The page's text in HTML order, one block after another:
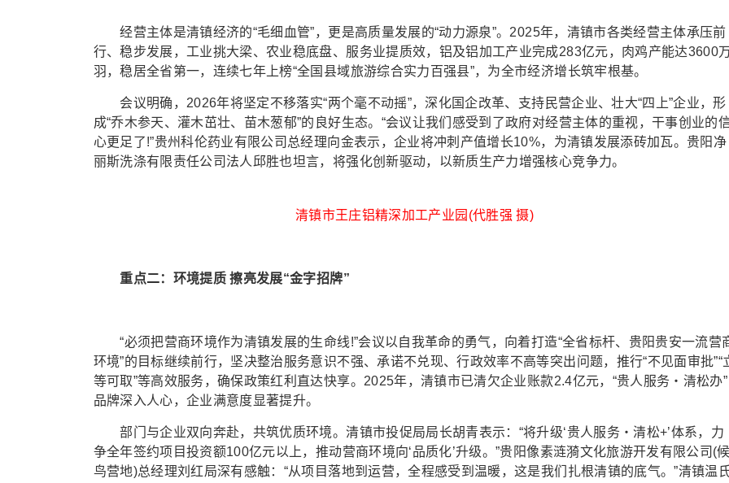
经营主体是清镇经济的“毛细血管”，更是高质量发展的“动力源泉”。2025年，清镇市各类经营主体承压前
行、稳步发展，工业挑大梁、农业稳底盘、服务业提质效，铝及铝加工产业完成283亿元，肉鸡产能达3600
羽，稳居全省第一，连续七年上榜“全国县域旅游综合实力百强县”，为全市经济增长筑牢根基。
会议明确，2026年将坚定不移落实“两个毫不动摇”，深化国企改革、支持民营企业、壮大“四上”企业，形
成“乔木参天、灌木茁壮、苗木葱郁”的良好生态。“会议让我们感受到了政府对经营主体的重视，干事创业的
心更足了!”贵州科伦药业有限公司总经理向金表示，企业将冲刺产值增长10%，为清镇发展添砖加瓦。贵阳净
丽斯洗涤有限责任公司法人邱胜也坦言，将强化创新驱动，以新质生产力增强核心竞争力。
清镇市王庄铝精深加工产业园(代胜强 摄)
重点二：环境提质 擦亮发展“金字招牌”
“必须把营商环境作为清镇发展的生命线!”会议以自我革命的勇气，向着打造“全省标杆、贵阳贵安一流营
环境”的目标继续前行，坚决整治服务意识不强、承诺不兑现、行政效率不高等突出问题，推行“不见面审批”“
等可取”等高效服务，确保政策红利直达快享。2025年，清镇市已清欠企业账款2.4亿元，“贵人服务・清松办”
品牌深入人心，企业满意度显著提升。
部门与企业双向奔赴，共筑优质环境。清镇市投促局局长胡青表示：“将升级‘贵人服务・清松+’体系，力
争全年签约项目投资额100亿元以上，推动营商环境向‘品质化’升级。”贵阳像素涟漪文化旅游开发有限公司(候
鸟营地)总经理刘红局深有感触：“从项目落地到运营，全程感受到温暖，这是我们扎根清镇的底气。”清镇温